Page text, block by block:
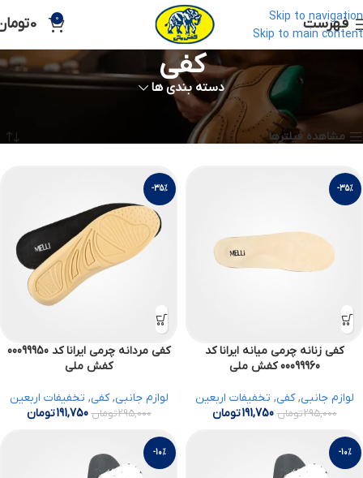
Skip to navigation
Skip to main content
فهرست 0
0
کفی
دسته بندی ها
خانه کفی
مشاهده فیلترها
-35%
کفی زنانه چرمی میانه ایرانا کد
00099960 کفش ملی
لوازم جانبی,کفی, تخفیفات اربعین
295,000تومان 191,750تومان
-35%
کفی مردانه چرمی ایرانا کد 00099950
کفش ملی
لوازم جانبی,کفی, تخفیفات اربعین
295,000تومان 191,750تومان
-10%
-10%